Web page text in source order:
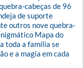
cabeças de 96
de suporte
outros nove quebra-
Mapa do
toda a família se
e a magia em cada